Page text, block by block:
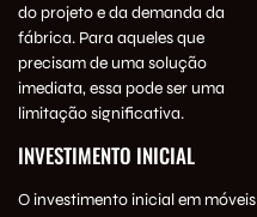
do projeto e da demanda da
fábrica. Para aqueles que
precisam de uma solução
imediata, essa pode ser uma
limitação significativa.
INVESTIMENTO INICIAL
O investimento inicial em móveis